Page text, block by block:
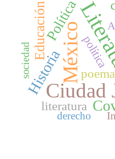
Ciudad
México
Historia
EducaciónPolítica
poema
literatura
política
sociedad
derecho